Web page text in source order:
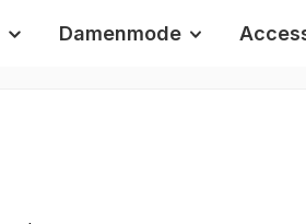
Damenmode